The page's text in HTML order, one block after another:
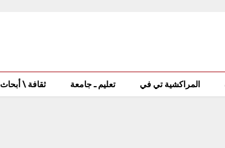
المراكشية تي في تعليم ـ جامعة ثقافة \ أبحاث